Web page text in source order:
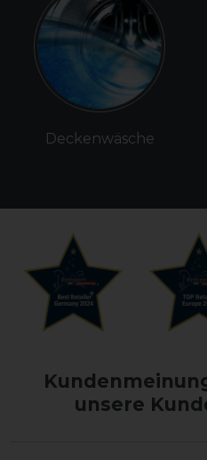
Deckenwäsche
unsere